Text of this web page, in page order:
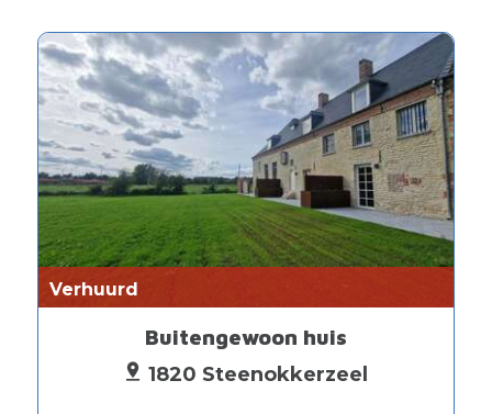
Verhuurd
Buitengewoon huis
1820 Steenokkerzeel